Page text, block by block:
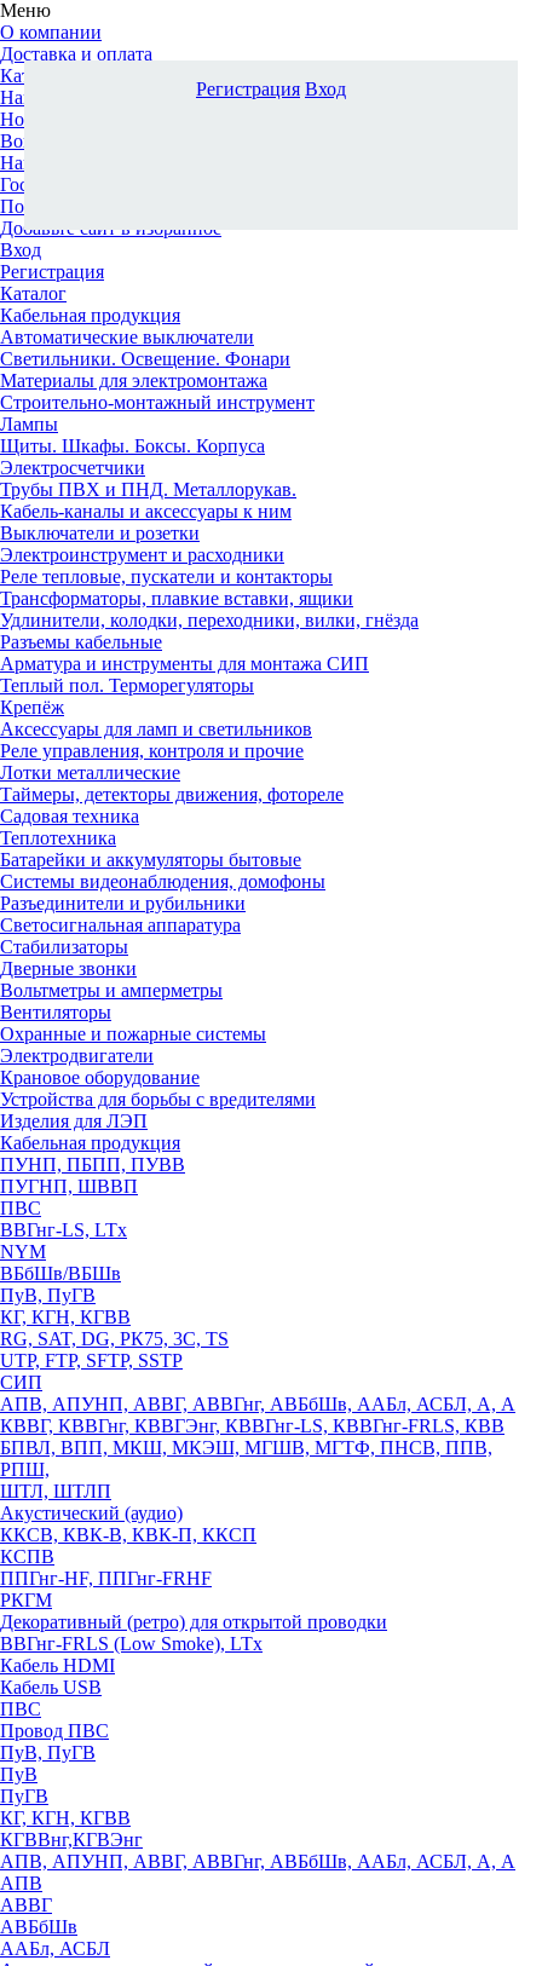
Меню
О компании
Доставка и оплата
Каталог
Наши офисы
Новости и новинки
Вопрос-ответ
Наша команда
Гос. заказчикам
Поставщикам
Добавьте сайт в избранное
Вход
Регистрация
Каталог
Кабельная продукция
Автоматические выключатели
Светильники. Освещение. Фонари
Материалы для электромонтажа
Строительно-монтажный инструмент
Лампы
Щиты. Шкафы. Боксы. Корпуса
Электросчетчики
Трубы ПВХ и ПНД. Металлорукав.
Кабель-каналы и аксессуары к ним
Выключатели и розетки
Электроинструмент и расходники
Реле тепловые, пускатели и контакторы
Трансформаторы, плавкие вставки, ящики
Удлинители, колодки, переходники, вилки, гнёзда
Разъемы кабельные
Арматура и инструменты для монтажа СИП
Теплый пол. Терморегуляторы
Крепёж
Аксессуары для ламп и светильников
Реле управления, контроля и прочие
Лотки металлические
Таймеры, детекторы движения, фотореле
Садовая техника
Теплотехника
Батарейки и аккумуляторы бытовые
Системы видеонаблюдения, домофоны
Разъединители и рубильники
Светосигнальная аппаратура
Стабилизаторы
Дверные звонки
Вольтметры и амперметры
Вентиляторы
Охранные и пожарные системы
Электродвигатели
Крановое оборудование
Устройства для борьбы с вредителями
Изделия для ЛЭП
Кабельная продукция
ПУНП, ПБПП, ПУВВ
ПУГНП, ШВВП
ПВС
ВВГнг-LS, LTx
NYM
ВБбШв/ВБШв
ПуВ, ПуГВ
КГ, КГН, КГВВ
RG, SAT, DG, РК75, 3С, TS
UTP, FTP, SFTP, SSTP
СИП
АПВ, АПУНП, АВВГ, АВВГнг, АВБбШв, ААБл, АСБЛ, А, А
КВВГ, КВВГнг, КВВГЭнг, КВВГнг-LS, КВВГнг-FRLS, КВВ
БПВЛ, ВПП, МКШ, МКЭШ, МГШВ, МГТФ, ПНСВ, ППВ,
РПШ,
ШТЛ, ШТЛП
Акустический (аудио)
ККСВ, КВК-В, КВК-П, ККСП
КСПВ
ППГнг-HF, ППГнг-FRHF
РКГМ
Декоративный (ретро) для открытой проводки
ВВГнг-FRLS (Low Smoke), LTx
Кабель HDMI
Кабель USB
ПВС
Провод ПВС
ПуВ, ПуГВ
ПуВ
ПуГВ
КГ, КГН, КГВВ
КГВВнг,КГВЭнг
АПВ, АПУНП, АВВГ, АВВГнг, АВБбШв, ААБл, АСБЛ, А, А
АПВ
АВВГ
АВБбШв
ААБл, АСБЛ
Регистрация Вход